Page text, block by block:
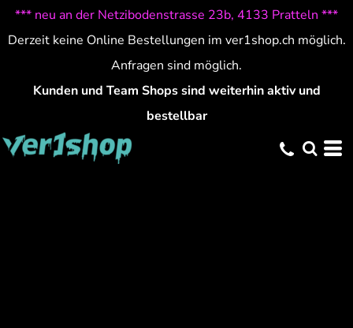
*** neu an der Netzibodenstrasse 23b, 4133 Pratteln ***
Derzeit keine Online Bestellungen im ver1shop.ch möglich.
Anfragen sind möglich.
Kunden und Team Shops sind weiterhin aktiv und
bestellbar